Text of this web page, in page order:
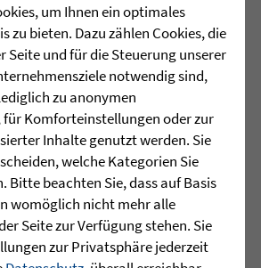
- kannst Du nicht
lang herrschte in Arnach
Zirkusluft: Gemeinsam
Arnach der
die Grundschule Arnach
Arnach ein
Zirkusprojekt mit
ZappZarap aus Leverkusen
um Ihnen ein optimales
zu bieten. Dazu zählen Cookies, die
Seite und für die Steuerung unserer
notwendig sind,
zu anonymen
Komforteinstellungen oder zur
Inhalte genutzt werden. Sie
welche Kategorien Sie
Bitte beachten Sie, dass auf Basis
womöglich nicht mehr alle
Seite zur Verfügung stehen. Sie
zur Privatsphäre jederzeit